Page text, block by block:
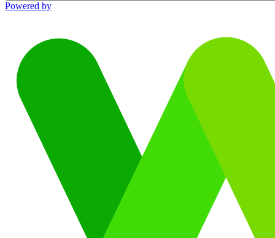
Powered by